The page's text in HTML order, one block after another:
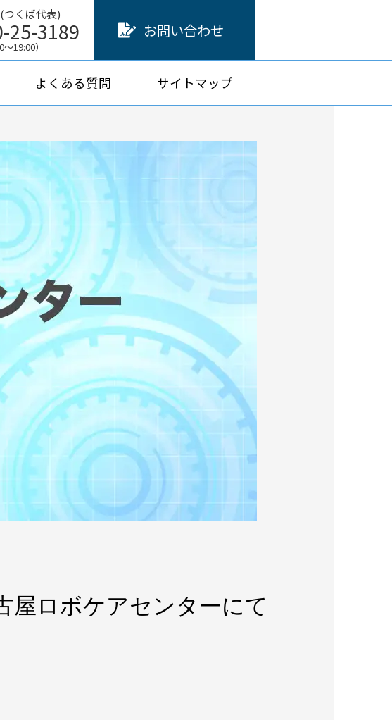
つくば代表)
25-3189
〜19:00）
お問い合わせ
よくある質問 サイトマップ
屋ロボケアセンターにて